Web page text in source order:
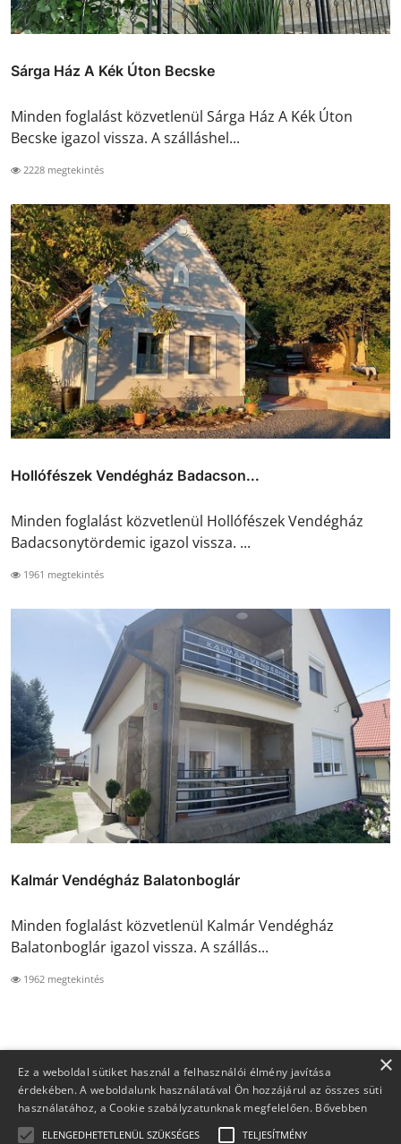
Sárga Ház A Kék Úton Becske
Minden foglalást közvetlenül Sárga Ház A Kék Úton
Becske igazol vissza. A szálláshel...
2228 megtekintés
Hollófészek Vendégház Badacson...
Minden foglalást közvetlenül Hollófészek Vendégház
Badacsonytördemic igazol vissza. ...
1961 megtekintés
Kalmár Vendégház Balatonboglár
Minden foglalást közvetlenül Kalmár Vendégház
Balatonboglár igazol vissza. A szállás...
1962 megtekintés
×
Ez a weboldal sütiket használ a felhasználói élmény javítása
érdekében. A weboldalunk használatával Ön hozzájárul az összes süti
használatához, a Cookie szabályzatunknak megfelelően. Bővebben
ELENGEDHETETLENÜL SZÜKSÉGES TELJESÍTMÉNY